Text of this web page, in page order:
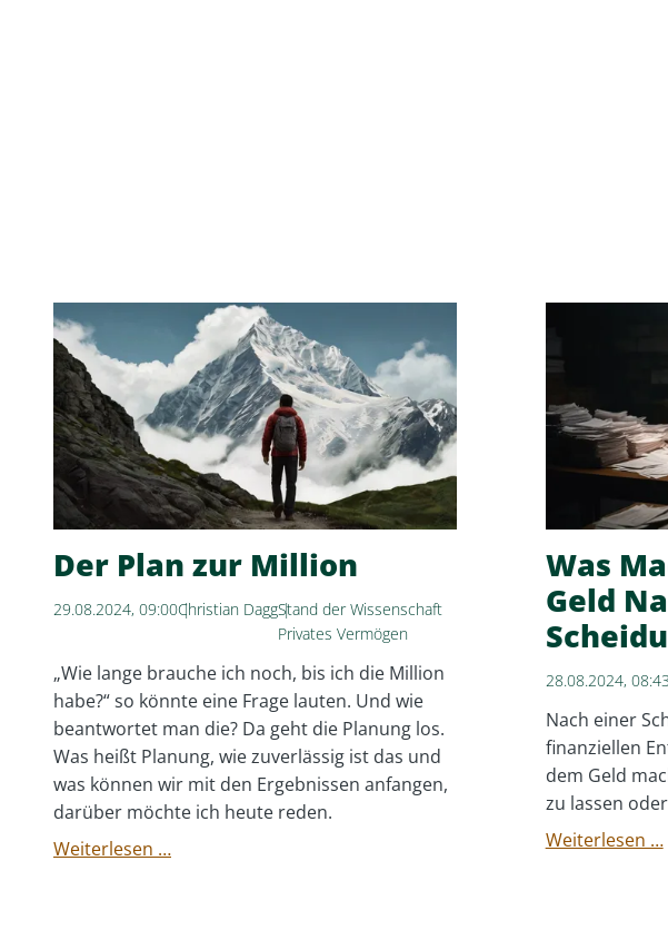
Der Plan zur Million
29.08.2024, 09:00Christian DaggStand der Wissenschaft
Privates Vermögen
„Wie lange brauche ich noch, bis ich die Million
habe?“ so könnte eine Frage lauten. Und wie
beantwortet man die? Da geht die Planung los.
Was heißt Planung, wie zuverlässig ist das und
was können wir mit den Ergebnissen anfangen,
darüber möchte ich heute reden.
Weiterlesen …Der
Was
Geld
28.08.2024, 08:43
Nach einer
finanziellen
dem Geld
zu lassen
Weiterlesen …